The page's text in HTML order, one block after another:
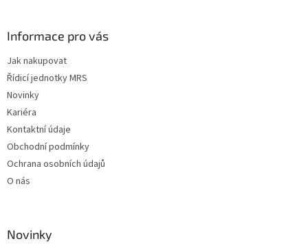
Informace pro vás
Jak nakupovat
Řídicí jednotky MRS
Novinky
Kariéra
Kontaktní údaje
Obchodní podmínky
Ochrana osobních údajů
O nás
Novinky